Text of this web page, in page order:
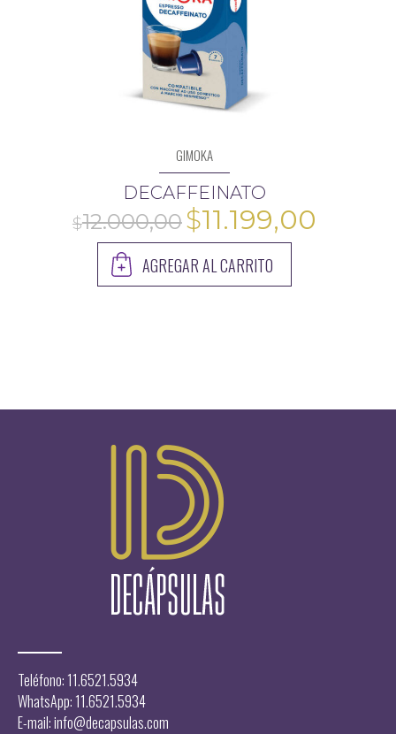
GIMOKA
DECAFFEINATO
12.000,00
El
precio
original
$11.199,00
AGREGAR AL CARRITO
Teléfono: 11.6521.5934
WhatsApp: 11.6521.5934
E-mail:info@decapsulas.com